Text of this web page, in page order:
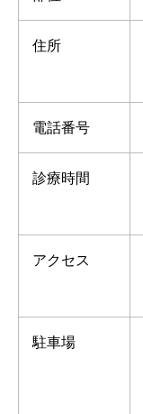
住所
電話番号
診療時間
アクセス
駐車場